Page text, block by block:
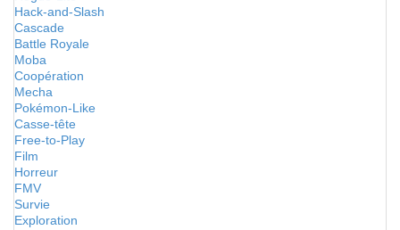
Hack-and-Slash
Cascade
Battle Royale
Moba
Coopération
Mecha
Pokémon-Like
Casse-tête
Free-to-Play
Film
Horreur
FMV
Survie
Exploration